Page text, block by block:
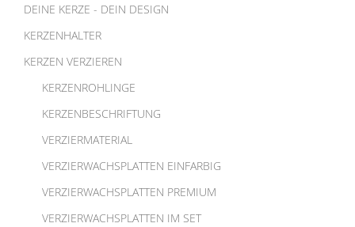
DEINE KERZE - DEIN DESIGN
KERZENHALTER
KERZEN VERZIEREN
KERZENROHLINGE
KERZENBESCHRIFTUNG
VERZIERMATERIAL
VERZIERWACHSPLATTEN EINFARBIG
VERZIERWACHSPLATTEN PREMIUM
VERZIERWACHSPLATTEN IM SET